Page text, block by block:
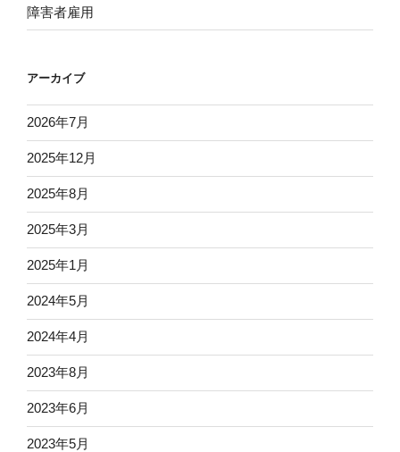
障害者雇用
アーカイブ
2026年7月
2025年12月
2025年8月
2025年3月
2025年1月
2024年5月
2024年4月
2023年8月
2023年6月
2023年5月